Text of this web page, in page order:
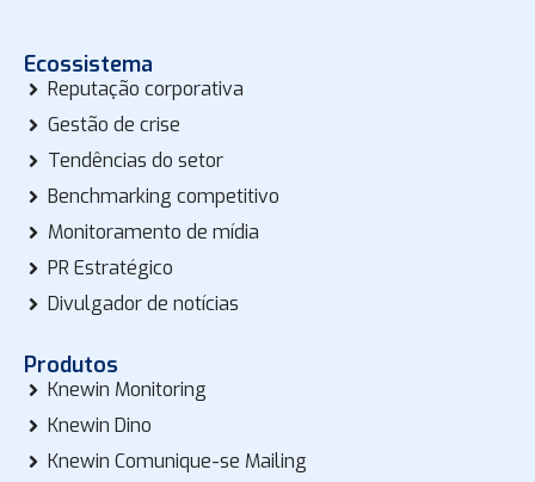
Ecossistema
Reputação corporativa
Gestão de crise
Tendências do setor
Benchmarking competitivo
Monitoramento de mídia
PR Estratégico
Divulgador de notícias
Produtos
Knewin Monitoring
Knewin Dino
Knewin Comunique-se Mailing